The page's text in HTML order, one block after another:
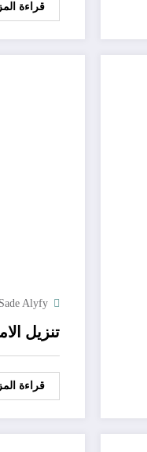
قراءة
Sade Alyfy
تنزيل
قراءة